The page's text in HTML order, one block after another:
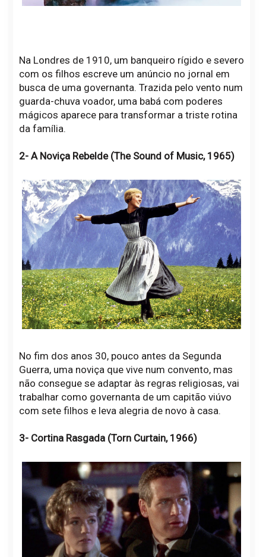
Na Londres de 1910, um banqueiro rígido e severo
com os filhos escreve um anúncio no jornal em
busca de uma governanta. Trazida pelo vento num
guarda-chuva voador, uma babá com poderes
mágicos aparece para transformar a triste rotina
da família.
2- A Noviça Rebelde (The Sound of Music, 1965)
No fim dos anos 30, pouco antes da Segunda
Guerra, uma noviça que vive num convento, mas
não consegue se adaptar às regras religiosas, vai
trabalhar como governanta de um capitão viúvo
com sete filhos e leva alegria de novo à casa.
3- Cortina Rasgada (Torn Curtain, 1966)